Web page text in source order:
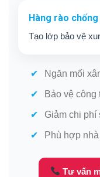
Hàng rào
Tạo lớp bảo vệ
Ngăn mối
Bảo vệ công
Giảm chi
Phù hợp
Tư vấn